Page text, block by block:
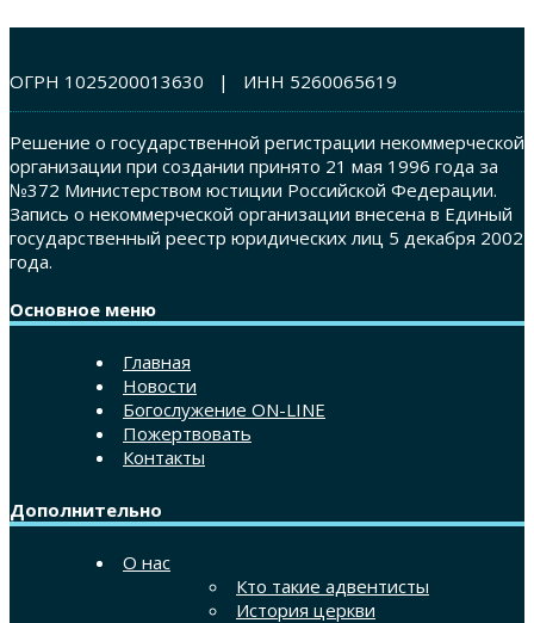
ОГРН 1025200013630 | ИНН 5260065619
Решение о государственной регистрации некоммерческой
организации при создании принято 21 мая 1996 года за
№372 Министерством юстиции Российской Федерации.
Запись о некоммерческой организации внесена в Единый
государственный реестр юридических лиц 5 декабря 2002
года.
Основное меню
Главная
Новости
Богослужение ON-LINE
Пожертвовать
Контакты
Дополнительно
О нас
Кто такие адвентисты
История церкви